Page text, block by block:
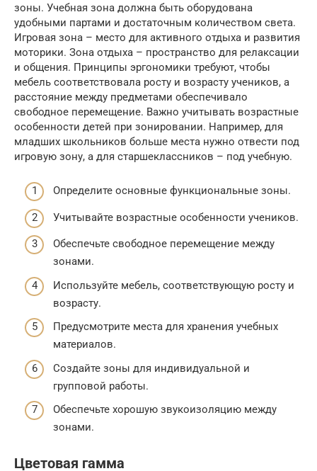
зоны. Учебная зона должна быть оборудована
удобными партами и достаточным количеством света.
Игровая зона – место для активного отдыха и развития
моторики. Зона отдыха – пространство для релаксации
и общения. Принципы эргономики требуют, чтобы
мебель соответствовала росту и возрасту учеников, а
расстояние между предметами обеспечивало
свободное перемещение. Важно учитывать возрастные
особенности детей при зонировании. Например, для
младших школьников больше места нужно отвести под
игровую зону, а для старшеклассников – под учебную.
Определите основные функциональные зоны.
Учитывайте возрастные особенности учеников.
Обеспечьте свободное перемещение между
зонами.
Используйте мебель, соответствующую росту и
возрасту.
Предусмотрите места для хранения учебных
материалов.
Создайте зоны для индивидуальной и
групповой работы.
Обеспечьте хорошую звукоизоляцию между
зонами.
Цветовая гамма